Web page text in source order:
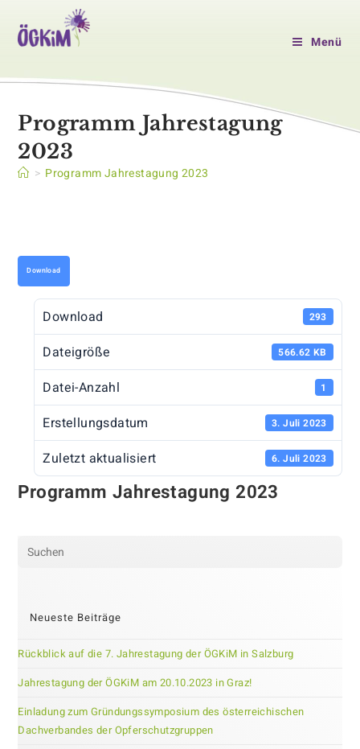
Inhalt
springen
Menü
Programm Jahrestagung
2023
> Programm Jahrestagung 2023
Download
Download 293
Dateigröße 566.62 KB
Datei-Anzahl 1
Erstellungsdatum 3. Juli 2023
Zuletzt aktualisiert 6. Juli 2023
Programm Jahrestagung 2023
Neueste Beiträge
Rückblick auf die 7. Jahrestagung der ÖGKiM in Salzburg
Jahrestagung der ÖGKiM am 20.10.2023 in Graz!
Einladung zum Gründungssymposium des österreichischen
Dachverbandes der Opferschutzgruppen